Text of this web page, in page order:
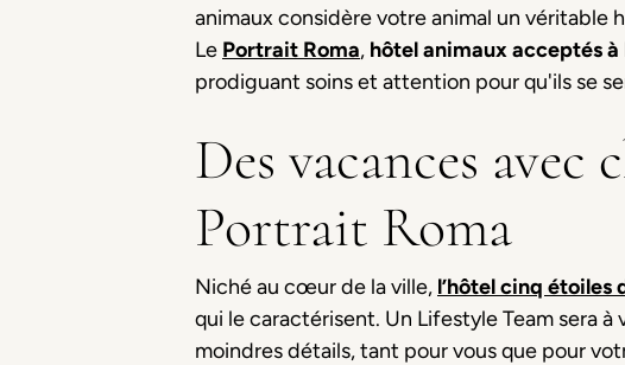
animaux considère votre animal un véritable
Le Portrait Roma, hôtelanimaux acceptés à
prodiguant soins et attention pour qu'ils se
Des vacances
Portrait Roma
Niché au cœur de la ville, l’hôtel cinq étoiles
qui le caractérisent. Un Lifestyle Team sera
moindres détails, tant pour vous que pour